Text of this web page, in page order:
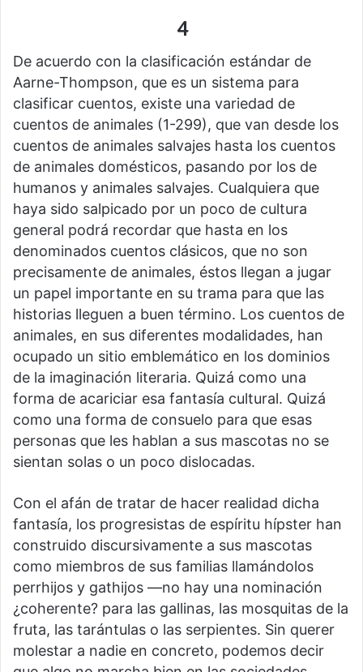
4
De acuerdo con la clasificación estándar de
Aarne-Thompson, que es un sistema para
clasificar cuentos, existe una variedad de
cuentos de animales (1-299), que van desde los
cuentos de animales salvajes hasta los cuentos
de animales domésticos, pasando por los de
humanos y animales salvajes. Cualquiera que
haya sido salpicado por un poco de cultura
general podrá recordar que hasta en los
denominados cuentos clásicos, que no son
precisamente de animales, éstos llegan a jugar
un papel importante en su trama para que las
historias lleguen a buen término. Los cuentos de
animales, en sus diferentes modalidades, han
ocupado un sitio emblemático en los dominios
de la imaginación literaria. Quizá como una
forma de acariciar esa fantasía cultural. Quizá
como una forma de consuelo para que esas
personas que les hablan a sus mascotas no se
sientan solas o un poco dislocadas.
Con el afán de tratar de hacer realidad dicha
fantasía, los progresistas de espíritu hípster han
construido discursivamente a sus mascotas
como miembros de sus familias llamándolos
perrhijos y gathijos —no hay una nominación
¿coherente? para las gallinas, las mosquitas de la
fruta, las tarántulas o las serpientes. Sin querer
molestar a nadie en concreto, podemos decir